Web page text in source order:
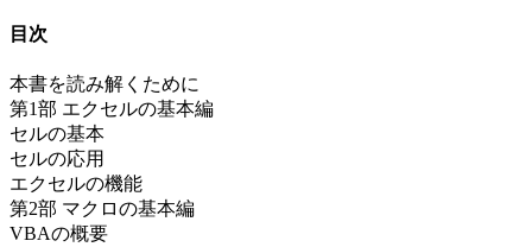
目次
本書を読み解くために
第1部 エクセルの基本編
セルの基本
セルの応用
エクセルの機能
第2部 マクロの基本編
VBAの概要